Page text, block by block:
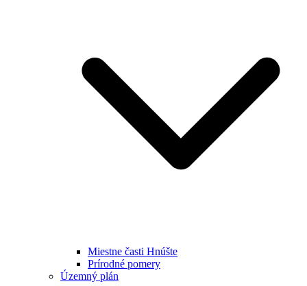
Miestne časti Hnúšte
Prírodné pomery
Územný plán